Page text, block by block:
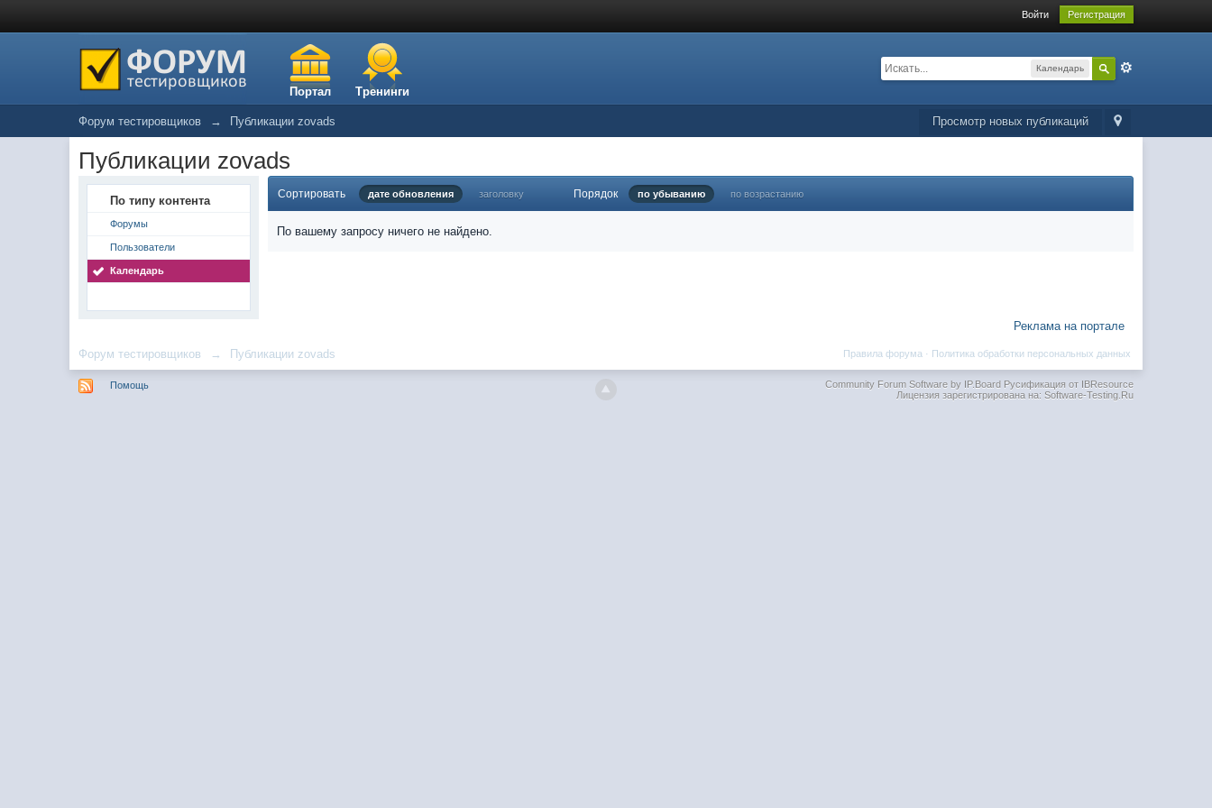
Войти Регистрация
Портал Тренинги
Календарь
Просмотр новых публикаций
Форум тестировщиков → Публикации zovads
Публикации zovads
По типу контента
Форумы
Пользователи
Календарь
Сортировать дате обновления заголовку Порядок по убыванию по возрастанию
По вашему запросу ничего не найдено.
Реклама на портале
Форум тестировщиков → Публикации zovads Политика обработки персональных данных
Правила форума ·
Помощь Community Forum Software by IP.BoardРусификация от IBResource
Лицензия зарегистрирована на: Software-Testing.Ru